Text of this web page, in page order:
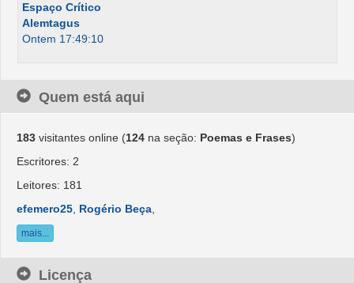
Espaço Crítico
Alemtagus
Ontem 17:49:10
Quem está aqui
183 visitantes online (124 na seção: Poemas e Frases)
Escritores: 2
Leitores: 181
efemero25 Rogério Beça
mais...
Licença